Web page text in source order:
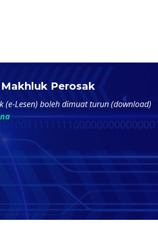
Makhluk Perosak
permohonan lesen penjualan dan
racun makhluk perosak secara
ke enam-enam modul ...